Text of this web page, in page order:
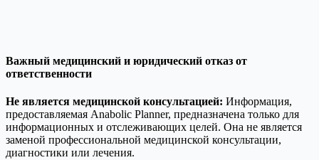
Важный медицинский и юридический отказ от
ответственности
Не является медицинской консультацией: Информация,
предоставляемая Anabolic Planner, предназначена только для
информационных и отслеживающих целей. Она не является
заменой профессиональной медицинской консультации,
диагностики или лечения.